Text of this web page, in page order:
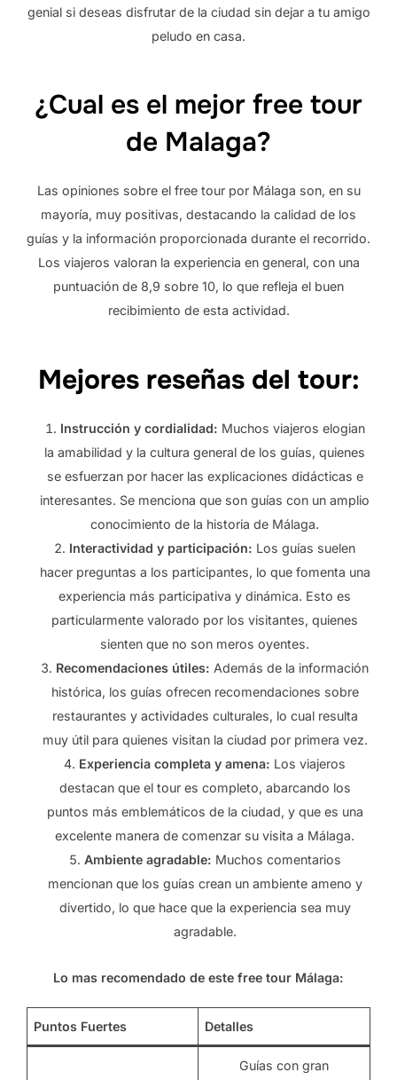
genial si deseas disfrutar de la ciudad sin dejar a tu amigo
peludo en casa.
¿Cual es el mejor free tour
de Malaga?
Las opiniones sobre el free tour por Málaga son, en su
mayoría, muy positivas, destacando la calidad de los
guías y la información proporcionada durante el recorrido.
Los viajeros valoran la experiencia en general, con una
puntuación de 8,9 sobre 10, lo que refleja el buen
recibimiento de esta actividad.
Mejores reseñas del tour:
Instrucción y cordialidad: Muchos viajeros elogian
la amabilidad y la cultura general de los guías, quienes
se esfuerzan por hacer las explicaciones didácticas e
interesantes. Se menciona que son guías con un amplio
conocimiento de la historia de Málaga.
Interactividad y participación: Los guías suelen
hacer preguntas a los participantes, lo que fomenta una
experiencia más participativa y dinámica. Esto es
particularmente valorado por los visitantes, quienes
sienten que no son meros oyentes.
Recomendaciones útiles: Además de la información
histórica, los guías ofrecen recomendaciones sobre
restaurantes y actividades culturales, lo cual resulta
muy útil para quienes visitan la ciudad por primera vez.
Experiencia completa y amena: Los viajeros
destacan que el tour es completo, abarcando los
puntos más emblemáticos de la ciudad, y que es una
excelente manera de comenzar su visita a Málaga.
Ambiente agradable: Muchos comentarios
mencionan que los guías crean un ambiente ameno y
divertido, lo que hace que la experiencia sea muy
agradable.
Lo mas recomendado de este free tour Málaga:
Puntos Fuertes Detalles
Guías con gran